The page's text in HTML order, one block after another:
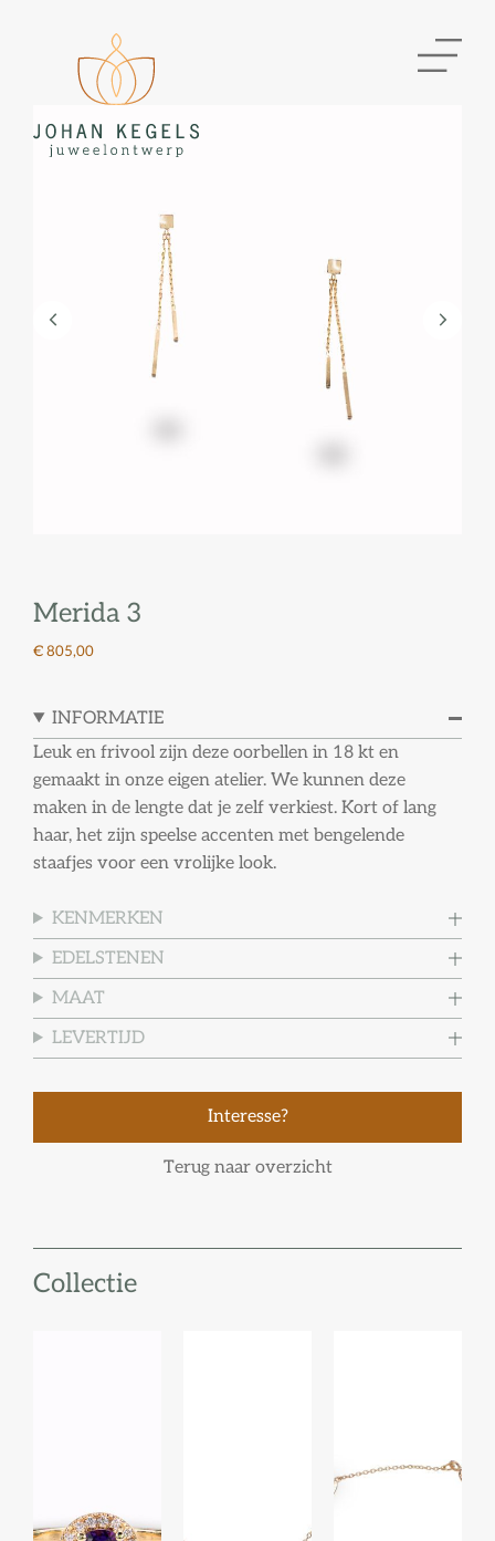
Merida 3
€ 805,00
INFORMATIE
Leuk en frivool zijn deze oorbellen in 18 kt en
gemaakt in onze eigen atelier. We kunnen deze
maken in de lengte dat je zelf verkiest. Kort of lang
haar, het zijn speelse accenten met bengelende
staafjes voor een vrolijke look.
KENMERKEN
EDELSTENEN
MAAT
LEVERTIJD
Interesse?
Terug naar overzicht
Collectie